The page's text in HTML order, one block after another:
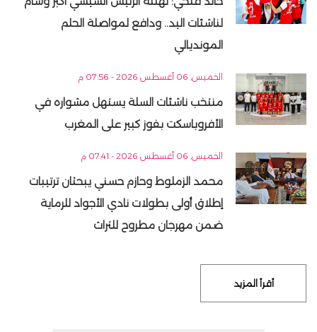
لناشئات اليد.. ودافع لمواصلة الحلم
المونديالي
الخميس, 06 أغسطس 2026 - 07:56 م
منتخب ناشئات السلة يستهل مشواره في
الأفروباسكت بفوز كبير على المغرب
الخميس, 06 أغسطس 2026 - 07:41 م
محمد الزملوط وحازم حسني يبحثان ترتيبات
إطلاق أولى بطولات نادي الأجواد للرماية
ضمن مهرجان مطروح للتراث
أقرأ المزيد